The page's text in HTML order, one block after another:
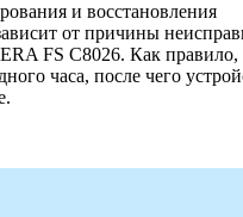
и восстановления
от причины
FS C8026. Как правило,
часа, после чего